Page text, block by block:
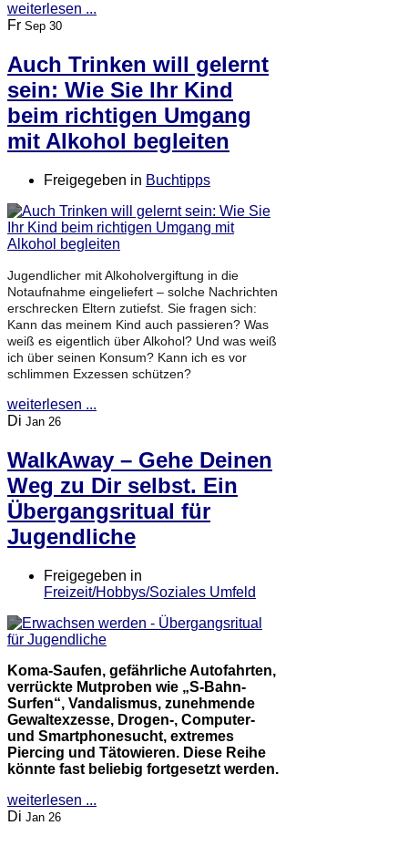
weiterlesen ...
Fr Sep 30
Auch Trinken will gelernt
sein: Wie Sie Ihr Kind
beim richtigen Umgang
mit Alkohol begleiten
Freigegeben in Buchtipps
Jugendlicher mit Alkoholvergiftung in die
Notaufnahme eingeliefert – solche Nachrichten
erschrecken Eltern zutiefst. Sie fragen sich:
Kann das meinem Kind auch passieren? Was
weiß es eigentlich über Alkohol? Und was weiß
ich über seinen Konsum? Kann ich es vor
schlimmen Exzessen schützen?
weiterlesen ...
Di Jan 26
WalkAway – Gehe Deinen
Weg zu Dir selbst. Ein
Übergangsritual für
Jugendliche
Freigegeben in
Freizeit/Hobbys/Soziales Umfeld
Koma-Saufen, gefährliche Autofahrten,
verrückte Mutproben wie „S-Bahn-
Surfen“, Vandalismus, zunehmende
Gewaltexzesse, Drogen-, Computer-
und Smartphonesucht, extremes
Piercing und Tätowieren. Diese Reihe
könnte fast beliebig fortgesetzt werden.
weiterlesen ...
Di Jan 26